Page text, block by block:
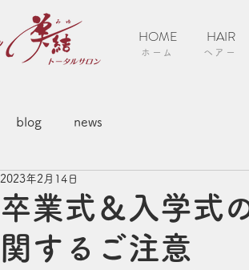
HOME HAIR
ホーム ヘアー
blog news
卒業式＆入学式
関するご注意
2023年2月14日